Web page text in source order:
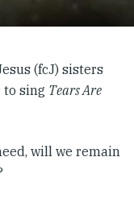
(fcJ) sisters
sing Tears Are
will we remain